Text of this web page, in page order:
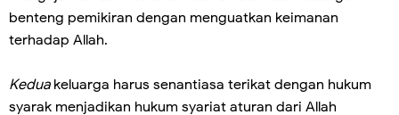
benteng pemikiran dengan menguatkan keimanan
terhadap Allah.
Kedua keluarga harus senantiasa terikat dengan hukum
syarak menjadikan hukum syariat aturan dari Allah